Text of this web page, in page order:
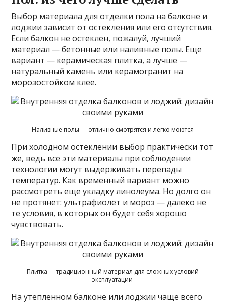
Выбор материала для отделки пола на балконе и
лоджии зависит от остекления или его отсутствия.
Если балкон не остеклен, пожалуй, лучший
материал — бетонные или наливные полы. Еще
вариант — керамическая плитка, а лучше —
натуральный камень или керамогранит на
морозостойком клее.
Наливные полы — отлично смотрятся и легко моются
При холодном остеклении выбор практически тот
же, ведь все эти материалы при соблюдении
технологии могут выдерживать перепады
температур. Как временный вариант можно
рассмотреть еще укладку линолеума. Но долго он
не протянет: ультрафиолет и мороз — далеко не
те условия, в которых он будет себя хорошо
чувствовать.
Плитка — традиционный материал для сложных условий
эксплуатации
На утепленном балконе или лоджии чаще всего